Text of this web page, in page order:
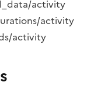
activity
activity
activity